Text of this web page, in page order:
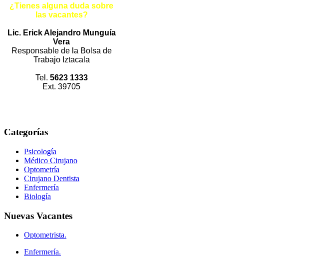
¿Tienes alguna duda sobre
las vacantes?
Lic. Erick Alejandro Munguía
Vera
Responsable de la Bolsa de
Trabajo Iztacala
Tel. 5623 1333
Ext. 39705
Categorías
Psicología
Médico Cirujano
Optometría
Cirujano Dentista
Enfermería
Biología
Nuevas Vacantes
Optometrista.
Enfermería.